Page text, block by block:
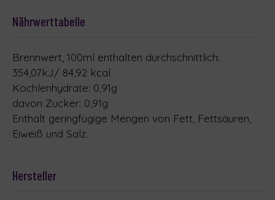
Nährwerttabelle
Brennwert, 100ml enthalten durchschnittlich:
354,07kJ/ 84,92 kcal
Kochlenhydrate: 0,91g
davon Zucker: 0,91g
Enthält geringfügige Mengen von Fett, Fettsäuren,
Eiweiß und Salz.
Hersteller